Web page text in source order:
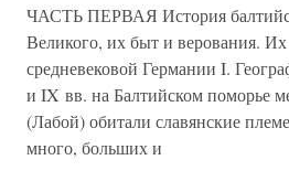
ЧАСТЬ ПЕРВАЯ История
Великого, их быт и верования.
средневековой Германии I.
и IX вв. на Балтийском поморье
(Лабой) обитали славянские
много, больших и